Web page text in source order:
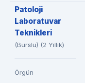
Patoloji
Laboratuvar
Teknikleri
(Burslu) (2 Yıllık)
Örgün